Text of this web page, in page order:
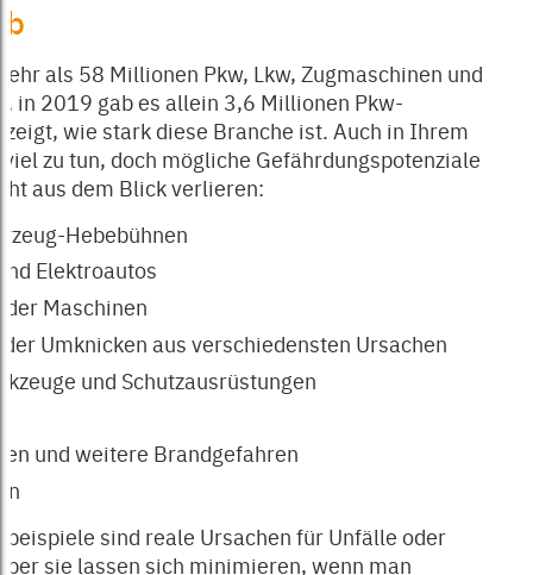
als 58 Millionen Pkw, Lkw, Zugmaschinen und
in 2019 gab es allein 3,6 Millionen Pkw-
zeigt, wie stark diese Branche ist. Auch in Ihrem
zu tun, doch mögliche Gefährdungspotenziale
aus dem Blick verlieren:
Hebebühnen
Elektroautos
Maschinen
Umknicken aus verschiedensten Ursachen
und Schutzausrüstungen
und weitere Brandgefahren
sind reale Ursachen für Unfälle oder
sie lassen sich minimieren, wenn man